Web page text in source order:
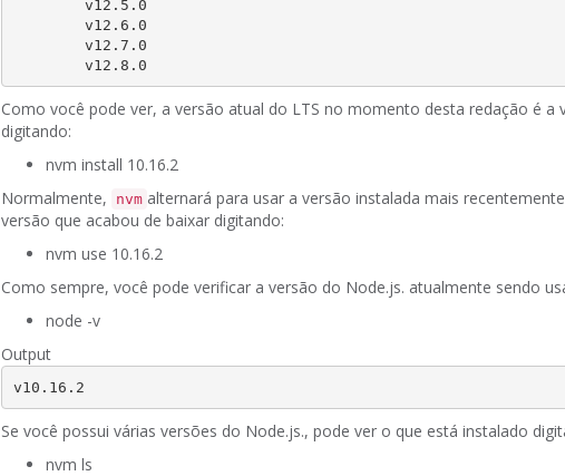
Como você pode ver, a versão atual do LTS no momento desta redação é a
digitando:
nvm install 10.16.2
Normalmente,
nvm alternará para usar a versão instalada mais
versão que acabou de baixar digitando:
nvm use 10.16.2
Como sempre, você pode verificar a versão do Node.js. atualmente sendo
node -v
Output
v10.16.2
Se você possui várias versões do Node.js., pode ver o que está instalado
nvm ls